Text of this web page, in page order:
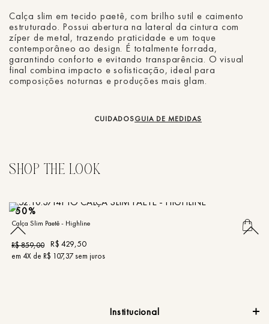
Calça slim em tecido paetê, com brilho sutil e caimento
estruturado. Possui abertura na lateral da cintura com
zíper de metal, trazendo praticidade e um toque
contemporâneo ao design. É totalmente forrada,
garantindo conforto e evitando transparência. O visual
final combina impacto e sofisticação, ideal para
composições noturnas e produções mais glam.
CUIDADOSGUIA DE MEDIDAS
50%
Calça Slim Paetê - Highline
R$859,00 R$ 429,50
em 4X de R$ 107,37sem juros
Institucional